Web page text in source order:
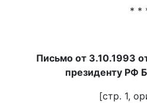
* *
Письмо от 3.10.1993
президенту РФ
[стр. 1,